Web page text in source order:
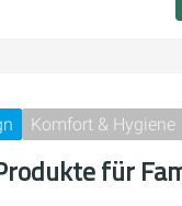
Komfort & Hygiene
für